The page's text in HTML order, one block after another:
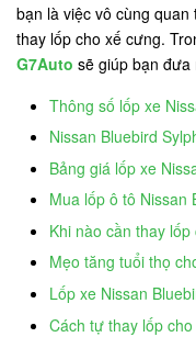
bạn là việc vô cùng
thay lốp cho xế cưng.
G7Auto sẽ giúp bạn
Thông số lốp xe
Nissan Bluebird
Bảng giá lốp xe
Mua lốp ô tô Nissan
Khi nào cần thay
Mẹo tăng tuổi thọ
Lốp xe Nissan
Cách tự thay lốp